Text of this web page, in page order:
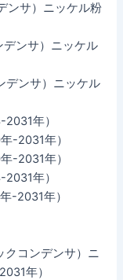
ンサ）ニッケル粉
デンサ）ニッケル
デンサ）ニッケル
年）
-2031年）
-2031年）
年）
-2031年）
クコンデンサ）ニ
年）